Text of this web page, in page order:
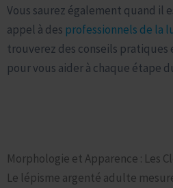
Vous saurez également quand il
appel à des professionnels de la
trouverez des conseils pratiques
pour vous aider à chaque étape
Morphologie et Apparence : Les
Le lépisme argenté adulte